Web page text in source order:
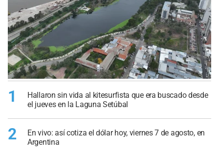
1
Hallaron sin vida al kitesurfista que era buscado desde
el jueves en la Laguna Setúbal
2
En vivo: así cotiza el dólar hoy, viernes 7 de agosto, en
Argentina